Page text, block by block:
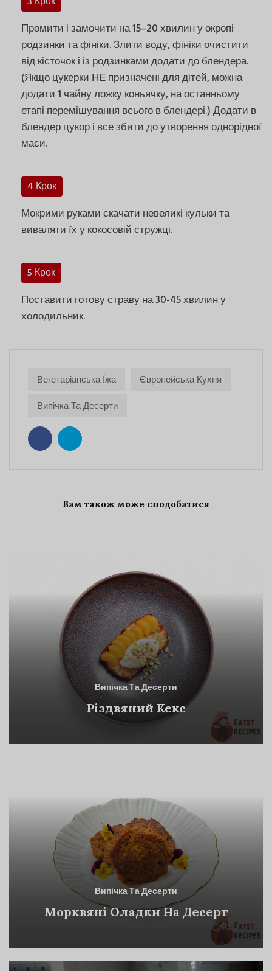
Промити і замочити на 15–20 хвилин у окропі
родзинки та фініки. Злити воду, фініки очистити
від кісточок і із родзинками додати до блендера.
(Якщо цукерки НЕ призначені для дітей, можна
додати 1 чайну ложку коньячку, на останньому
етапі перемішування всього в блендері.) Додати в
блендер цукор і все збити до утворення однорідної
маси.
4 Крок
Мокрими руками скачати невеликі кульки та
виваляти їх у кокосовій стружці.
5 Крок
Поставити готову страву на 30-45 хвилин у
холодильник.
Вегетаріанська Їжа
Європейська Кухня
Випічка Та Десерти
Вам також може сподобатися
Випічка Та Десерти
Різдвяний Кекс
Випічка Та Десерти
Морквяні Оладки На Десерт